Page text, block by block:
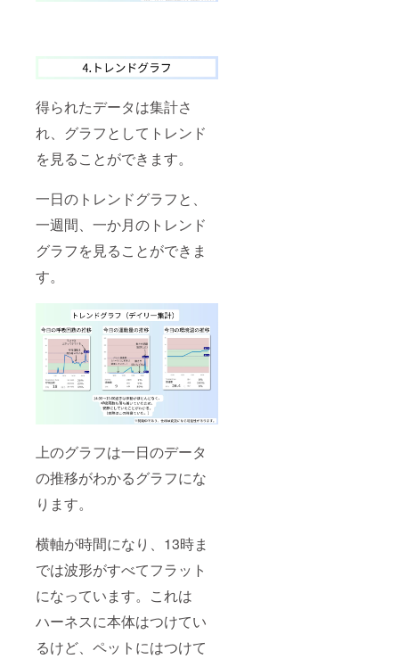
得られたデータは集計さ
れ、グラフとしてトレンド
を見ることができます。
一日のトレンドグラフと、
一週間、一か月のトレンド
グラフを見ることができま
す。
上のグラフは一日のデータ
の推移がわかるグラフにな
ります。
横軸が時間になり、13時ま
では波形がすべてフラット
になっています。これは
ハーネスに本体はつけてい
るけど、ペットにはつけて